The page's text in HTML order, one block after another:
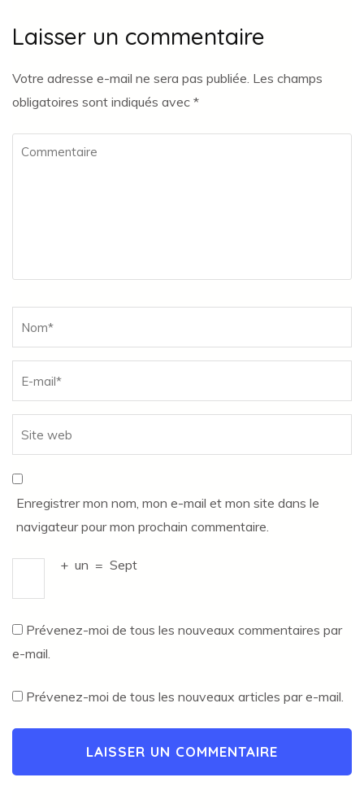
Laisser un commentaire
Votre adresse e-mail ne sera pas publiée. Les champs
obligatoires sont indiqués avec *
Commentaire
Enregistrer mon nom, mon e-mail et mon site dans le
navigateur pour mon prochain commentaire.
+ un = Sept
Prévenez-moi de tous les nouveaux commentaires par
e-mail.
Prévenez-moi de tous les nouveaux articles par e-mail.